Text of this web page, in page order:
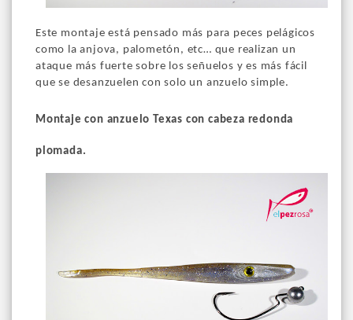
Este montaje está pensado más para peces pelágicos
como la anjova, palometón, etc… que realizan un
ataque más fuerte sobre los señuelos y es más fácil
que se desanzuelen con solo un anzuelo simple.
Montaje con anzuelo Texas con cabeza redonda
plomada.